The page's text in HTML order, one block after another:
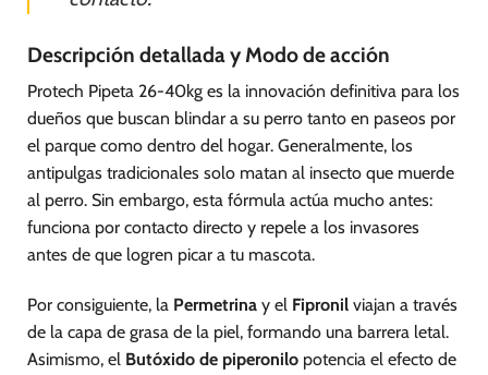
Descripción detallada y Modo de acción
Protech Pipeta 26-40kg es la innovación definitiva para los
dueños que buscan blindar a su perro tanto en paseos por
el parque como dentro del hogar. Generalmente, los
antipulgas tradicionales solo matan al insecto que muerde
al perro. Sin embargo, esta fórmula actúa mucho antes:
funciona por contacto directo y repele a los invasores
antes de que logren picar a tu mascota.
Por consiguiente, la Permetrina y el Fipronil viajan a través
de la capa de grasa de la piel, formando una barrera letal.
Asimismo, el Butóxido de piperonilo potencia el efecto de